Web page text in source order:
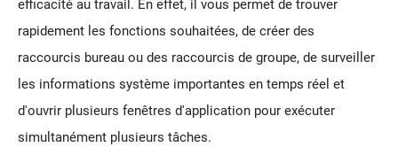
efficacité au travail. En effet, il vous permet de trouver
rapidement les fonctions souhaitées, de créer des
raccourcis bureau ou des raccourcis de groupe, de surveiller
les informations système importantes en temps réel et
d'ouvrir plusieurs fenêtres d'application pour exécuter
simultanément plusieurs tâches.